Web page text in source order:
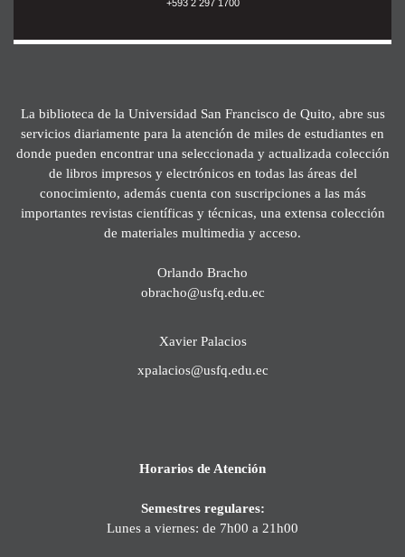
+593 2 297 1700
La biblioteca de la Universidad San Francisco de Quito, abre sus
servicios diariamente para la atención de miles de estudiantes en
donde pueden encontrar una seleccionada y actualizada colección
de libros impresos y electrónicos en todas las áreas del
conocimiento, además cuenta con suscripciones a las más
importantes revistas científicas y técnicas, una extensa colección
de materiales multimedia y acceso.
Orlando Bracho
obracho@usfq.edu.ec
Xavier Palacios
xpalacios@usfq.edu.ec
Horarios de Atención
Semestres regulares:
Lunes a viernes: de 7h00 a 21h00